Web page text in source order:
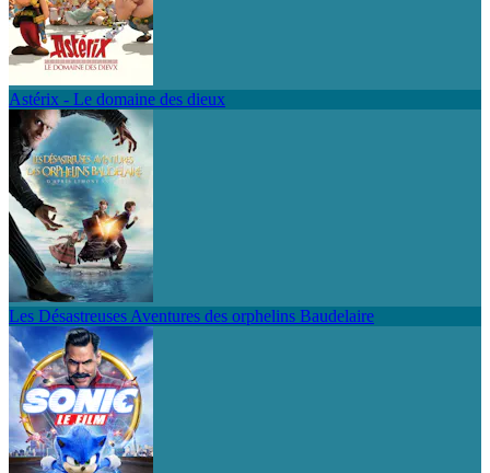
Astérix - Le domaine des dieux
Les Désastreuses Aventures des orphelins Baudelaire